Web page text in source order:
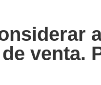
venta.